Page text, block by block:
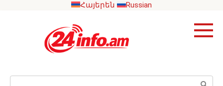
Հայերեն Russian
Search: